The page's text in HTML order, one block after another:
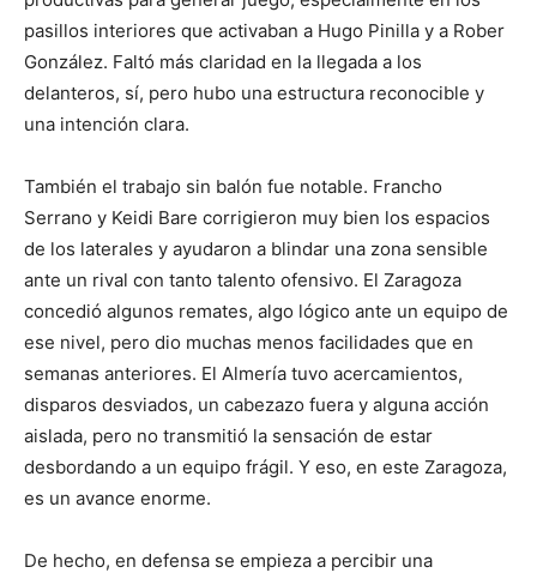
pasillos interiores que activaban a Hugo Pinilla y a Rober
González. Faltó más claridad en la llegada a los
delanteros, sí, pero hubo una estructura reconocible y
una intención clara.
También el trabajo sin balón fue notable. Francho
Serrano y Keidi Bare corrigieron muy bien los espacios
de los laterales y ayudaron a blindar una zona sensible
ante un rival con tanto talento ofensivo. El Zaragoza
concedió algunos remates, algo lógico ante un equipo de
ese nivel, pero dio muchas menos facilidades que en
semanas anteriores. El Almería tuvo acercamientos,
disparos desviados, un cabezazo fuera y alguna acción
aislada, pero no transmitió la sensación de estar
desbordando a un equipo frágil. Y eso, en este Zaragoza,
es un avance enorme.
De hecho, en defensa se empieza a percibir una